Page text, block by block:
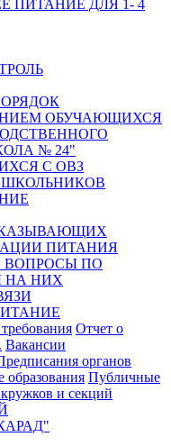
ПИТАНИЕ ДЛЯ 1- 4
ОБУЧАЮЩИХСЯ
№ 24"
С ОВЗ
ШКОЛЬНИКОВ
ПИТАНИЯ
ВОПРОСЫ ПО
НА НИХ
Отчет о
Вакансии
органов
образования Публичные
и секций